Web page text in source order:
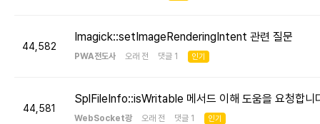
44,582
Imagick::setImageRenderingIntent 관련 질문
PWA전도사 오래 전 댓글 1 인기
44,581
SplFileInfo::isWritable 메서드 이해 도움을 요청합니
WebSocket광 오래 전 댓글 1 인기